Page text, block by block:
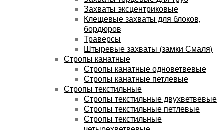
Захваты эксцентриковые
Клещевые захваты для блоков,
бордюров
Траверсы
Штыревые захваты (замки Смаля)
Стропы канатные
Стропы канатные одноветвевые
Стропы канатные петлевые
Стропы текстильные
Стропы текстильные двухветвевые
Стропы текстильные петлевые
Стропы текстильные